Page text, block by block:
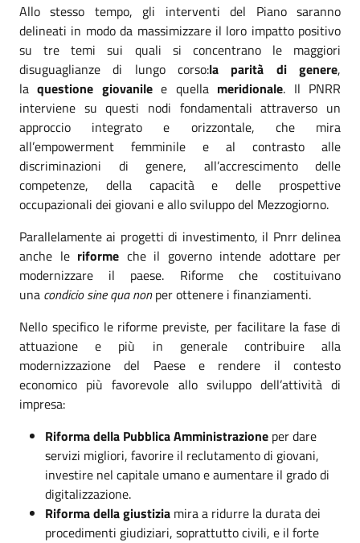
Allo stesso tempo, gli interventi del Piano saranno
delineati in modo da massimizzare il loro impatto positivo
su tre temi sui quali si concentrano le maggiori
disuguaglianze di lungo corso:la parità di genere,
laquestione giovanilee quella meridionale. Il PNRR
interviene su questi nodi fondamentali attraverso un
approccio integrato e orizzontale, che mira
all’empowerment femminile e al contrasto alle
discriminazioni di genere, all’accrescimento delle
competenze, della capacità e delle prospettive
occupazionali dei giovani e allo sviluppo del Mezzogiorno.
Parallelamente ai progetti di investimento, il Pnrr delinea
anche le riforme che il governo intende adottare per
modernizzare il paese. Riforme che costituivano
una condicio sine qua nonper ottenere i finanziamenti.
Nello specifico le riforme previste, per facilitare la fase di
attuazione e più in generale contribuire alla
modernizzazione del Paese e rendere il contesto
economico più favorevole allo sviluppo dell’attività di
impresa:
Riforma della Pubblica Amministrazione per dare
servizi migliori, favorire il reclutamento di giovani,
investire nel capitale umano e aumentare il grado di
digitalizzazione.
Riforma della giustizia mira a ridurre la durata dei
procedimenti giudiziari, soprattutto civili, e il forte